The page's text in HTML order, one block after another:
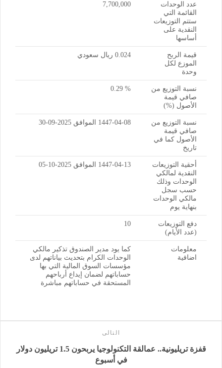
عدد الوحدات
القائمة التي
ستتم التوزيعات
النقدية على
أساسها
7,700,000
قيمة الربح
الموزع لكل
وحدة
0.024 ريال سعودي
نسبة التوزيع من
صافي قيمة
الأصول (%)
% 0.29
نسبة التوزيع من
صافي قيمة
الأصول كما في
تاريخ
1447-04-08 الموافق 2025-09-30
أحقية التوزيعات
النقدية لمالكي
الوحدات وذلك
حسب سجل
مالكي الوحدات
بنهاية يوم
1447-04-13 الموافق 2025-10-05
دفع التوزيعات
(عدد الأيام)
10
معلومات
اضافية
كما يود مدير الصندوق تذكير مالكي
الوحدات الكرام بتحديث بياناتهم لدى
مؤسسات السوق المالية التي بها
حساباتهم لضمان إيداع أرباحهم
المستحقة في حساباتهم مباشرة
التالى
قفزة تريليونية.. عمالقة التكنولوجيا يربحون 1.5 تريليون دولار
في أسبوع